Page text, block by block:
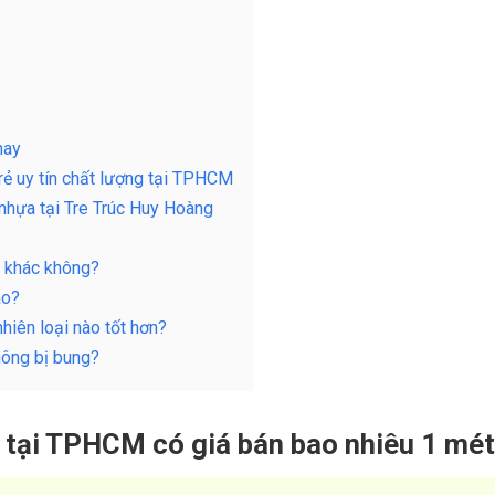
uy tín chất lượng tại TPHCM
tại Tre Trúc Huy Hoàng
không?
loại nào tốt hơn?
bị bung?
TPHCM có giá bán bao nhiêu 1